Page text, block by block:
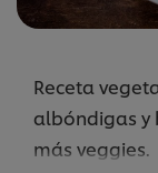
Receta
albóndigas y
más veggies.